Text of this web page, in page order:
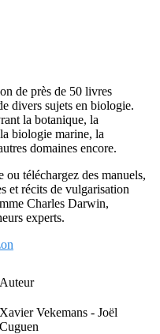
de près de 50 livres
divers sujets en biologie.
la botanique, la
biologie marine, la
domaines encore.
téléchargez des manuels,
et récits de vulgarisation
Charles Darwin,
experts.
Auteur
Xavier Vekemans - Joël
Cuguen